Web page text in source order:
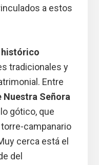
a estos
tradicionales y
Entre
Nuestra Señora
gótico, que
campanario
cerca está el
del